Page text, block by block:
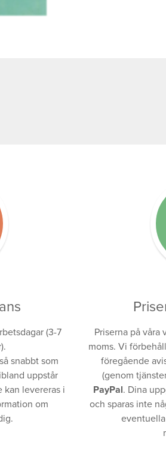
(3-7
snabbt som
uppstår
kan levereras i
om
Priserna på våra
moms. Vi
föregående
(genom
PayPal. Dina
och sparas inte